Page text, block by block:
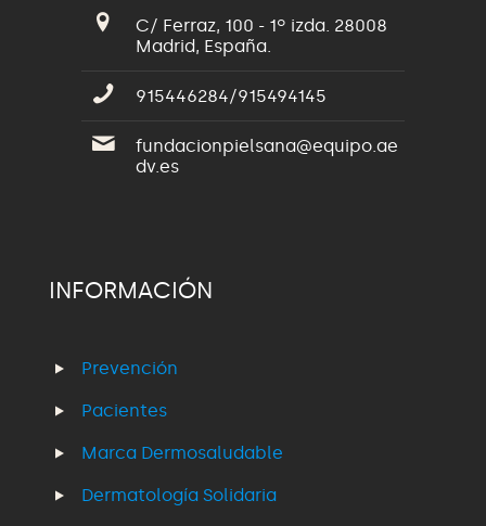
C/ Ferraz, 100 - 1º izda. 28008
Madrid, España.
915446284/915494145
fundacionpielsana@equipo.ae
dv.es
INFORMACIÓN
Prevención
Pacientes
Marca Dermosaludable
Dermatología Solidaria